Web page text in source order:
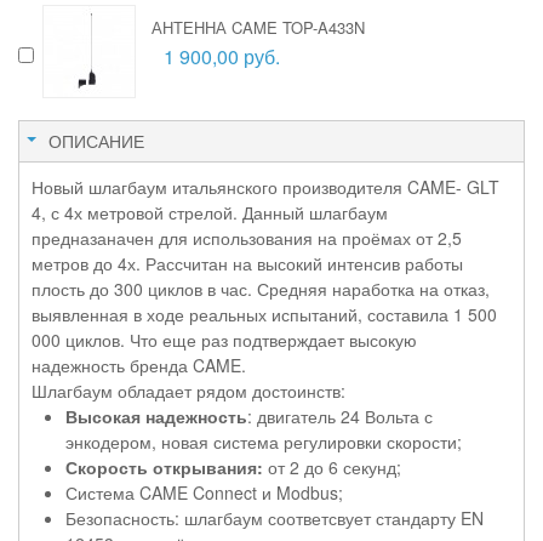
АНТЕННА CAME TOP-A433N
1 900,00 руб.
ОПИСАНИЕ
Новый шлагбаум итальянского производителя CAME- GLT
4, с 4х метровой стрелой. Данный шлагбаум
предназаначен для использования на проёмах от 2,5
метров до 4х. Рассчитан на высокий интенсив работы
плость до 300 циклов в час. Средняя наработка на отказ,
выявленная в ходе реальных испытаний, составила 1 500
000 циклов. Что еще раз подтверждает высокую
надежность бренда CAME.
Шлагбаум обладает рядом достоинств:
Высокая надежность: двигатель 24 Вольта с
энкодером, новая система регулировки скорости;
Скорость открывания: от 2 до 6 секунд;
Система CAME Connect и Modbus;
Безопасность: шлагбаум соответсвует стандарту EN